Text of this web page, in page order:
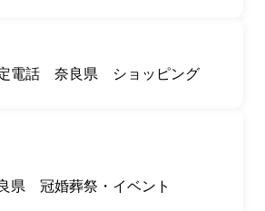
電話 奈良県 ショッピング
県 冠婚葬祭・イベント